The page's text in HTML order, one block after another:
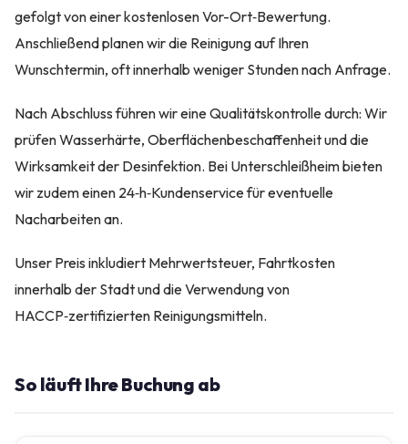
gefolgt von einer kostenlosen Vor-Ort‑Bewertung.
Anschließend planen wir die Reinigung auf Ihren
Wunschtermin, oft innerhalb weniger Stunden nach Anfrage.
Nach Abschluss führen wir eine Qualitätskontrolle durch: Wir
prüfen Wasserhärte, Oberflächenbeschaffenheit und die
Wirksamkeit der Desinfektion. Bei Unterschleißheim bieten
wir zudem einen 24‑h‑Kundenservice für eventuelle
Nacharbeiten an.
Unser Preis inkludiert Mehrwertsteuer, Fahrtkosten
innerhalb der Stadt und die Verwendung von
HACCP‑zertifizierten Reinigungsmitteln.
So läuft Ihre Buchung ab